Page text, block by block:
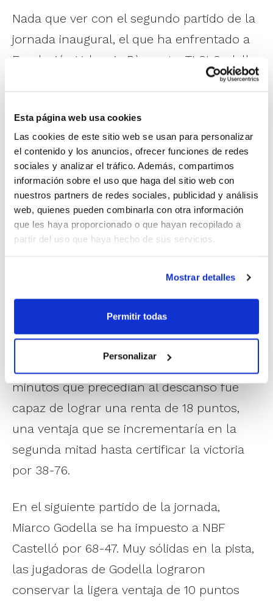
Esta página web usa cookies
Las cookies de este sitio web se usan para personalizar
el contenido y los anuncios, ofrecer funciones de redes
sociales y analizar el tráfico. Además, compartimos
información sobre el uso que haga del sitio web con
nuestros partners de redes sociales, publicidad y análisis
web, quienes pueden combinarla con otra información
que les haya proporcionado o que hayan recopilado a
partir del uso que haya hecho de sus servicios.
Mostrar detalles
Permitir todas
Personalizar
Nada que ver con el segundo partido de la
jornada inaugural, el que ha enfrentado a
Fundación Valencia Bàsquet y TLSI Godella.
Un gran encuentro el que han ofrecido los
respectivas aficiones. Sólo las últimas
posesiones rompían la enorme igualdad
con la que había transcurrido el choque
en todo momento, finalizándose con
triunfo de Fundación Valencia Bàsquet por
69-62.
que se celebra en Aldaia
también ha dado un claro ganador en el
primer partido. Y eso que el Valencia Basket
tuvo un flojo arranque y le costó encontrar
su sitio en la pista. Sin embargo, en los 10
minutos que precedían al descanso fue
capaz de lograr una renta de 18 puntos,
una ventaja que se incrementaría en la
segunda mitad hasta certificar la victoria
por 38-76.
En el siguiente partido de la jornada,
Miarco Godella se ha impuesto a NBF
Castelló por 68-47. Muy sólidas en la pista,
las jugadoras de Godella lograron
conservar la ligera ventaja de 10 puntos